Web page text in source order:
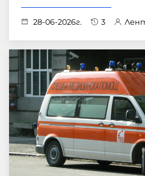
28-06-2026г. 3